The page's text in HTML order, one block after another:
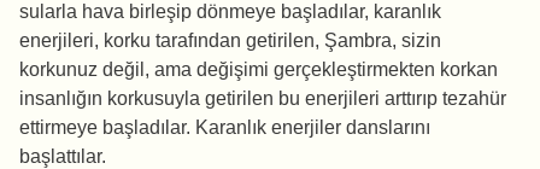
sularla hava birleşip dönmeye başladılar, karanlık
enerjileri, korku tarafından getirilen, Şambra, sizin
korkunuz değil, ama değişimi gerçekleştirmekten korkan
insanlığın korkusuyla getirilen bu enerjileri arttırıp tezahür
ettirmeye başladılar. Karanlık enerjiler danslarını
başlattılar.